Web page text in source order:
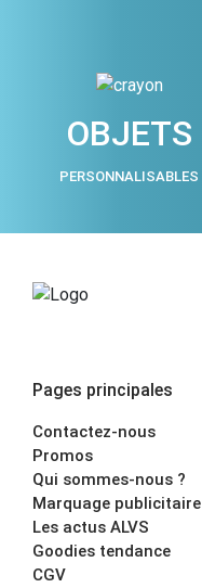
OBJETS
PERSONNALISABLES
Pages principales
Contactez-nous
Promos
Qui sommes-nous ?
Marquage publicitaire
Les actus ALVS
Goodies tendance
CGV